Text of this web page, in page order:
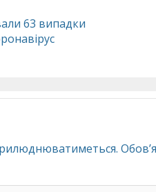
63 випадки